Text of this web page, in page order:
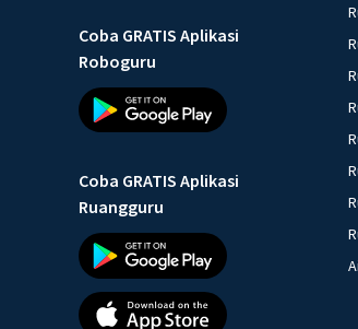
Coba GRATIS Aplikasi
Roboguru
Coba GRATIS Aplikasi
Ruangguru